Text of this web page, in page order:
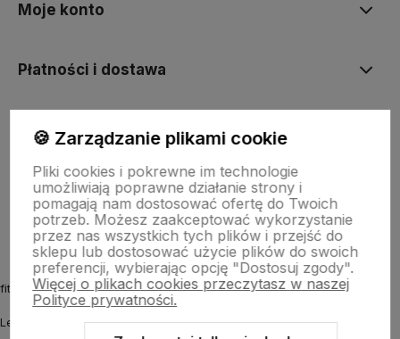
Moje konto
Płatności i dostawa
Informacje
O nas
fitmyhorse.pl Sklep jeździecki
Letnia 12
🍪 Zarządzanie plikami cookie
Pliki cookies i pokrewne im technologie
umożliwiają poprawne działanie strony i
pomagają nam dostosować ofertę do Twoich
potrzeb. Możesz zaakceptować wykorzystanie
przez nas wszystkich tych plików i przejść do
sklepu lub dostosować użycie plików do swoich
preferencji, wybierając opcję "Dostosuj zgody".
Więcej o plikach cookies przeczytasz w naszej
Polityce prywatności.